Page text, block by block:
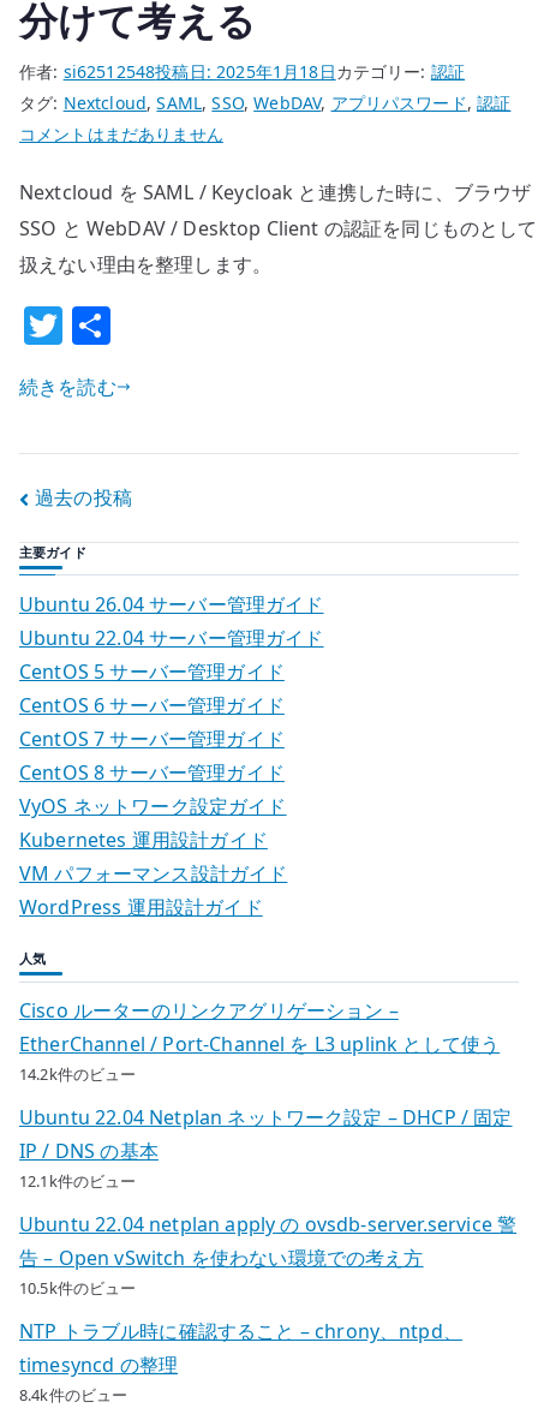
で
ば
な
い
の
分けて考える
作者: si62512548投稿日:2025年1月18日カテゴリー: 認証
タグ: Nextcloud,SAML,SSO,WebDAV, アプリパスワード,認証
Nextcloud
認
証
で
が
問
題
理
由
–
SSO
と
ア
プ
リ
ス
ワ
ー
ド
を
け
て
考
え
へ
の
コメントはまだありません
Nextcloud を SAML / Keycloak と連携した時に、ブラウザ
SSO と WebDAV / Desktop Client の認証を同じものとして
扱えない理由を整理します。
T
w
it
te
r
続きを読む
投
稿
ナ
ビ
ゲ
ー
シ
ョ
ン
過去の投稿
主要ガイド
Ubuntu 26.04 サーバー管理ガイド
Ubuntu 22.04 サーバー管理ガイド
CentOS 5 サーバー管理ガイド
CentOS 6 サーバー管理ガイド
CentOS 7 サーバー管理ガイド
CentOS 8 サーバー管理ガイド
VyOS ネットワーク設定ガイド
Kubernetes 運用設計ガイド
VM パフォーマンス設計ガイド
WordPress 運用設計ガイド
人気
Cisco ルーターのリンクアグリゲーション –
EtherChannel / Port-Channel を L3 uplink として使う
14.2k件のビュー
Ubuntu 22.04 Netplan ネットワーク設定 – DHCP / 固定
IP / DNS の基本
12.1k件のビュー
Ubuntu 22.04 netplan apply の ovsdb-server.service 警
告 – Open vSwitch を使わない環境での考え方
10.5k件のビュー
NTP トラブル時に確認すること – chrony、ntpd、
timesyncd の整理
8.4k件のビュー